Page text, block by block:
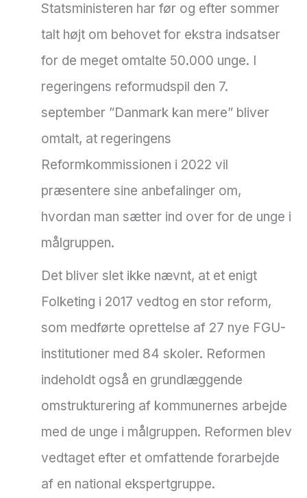
Statsministeren har før og efter sommer
talt højt om behovet for ekstra indsatser
for de meget omtalte 50.000 unge. I
regeringens reformudspil den 7.
september ”Danmark kan mere” bliver
omtalt, at regeringens
Reformkommissionen i 2022 vil
præsentere sine anbefalinger om,
hvordan man sætter ind over for de unge i
målgruppen.
Det bliver slet ikke nævnt, at et enigt
Folketing i 2017 vedtog en stor reform,
som medførte oprettelse af 27 nye FGU-
institutioner med 84 skoler. Reformen
indeholdt også en grundlæggende
omstrukturering af kommunernes arbejde
med de unge i målgruppen. Reformen blev
vedtaget efter et omfattende forarbejde
af en national ekspertgruppe.